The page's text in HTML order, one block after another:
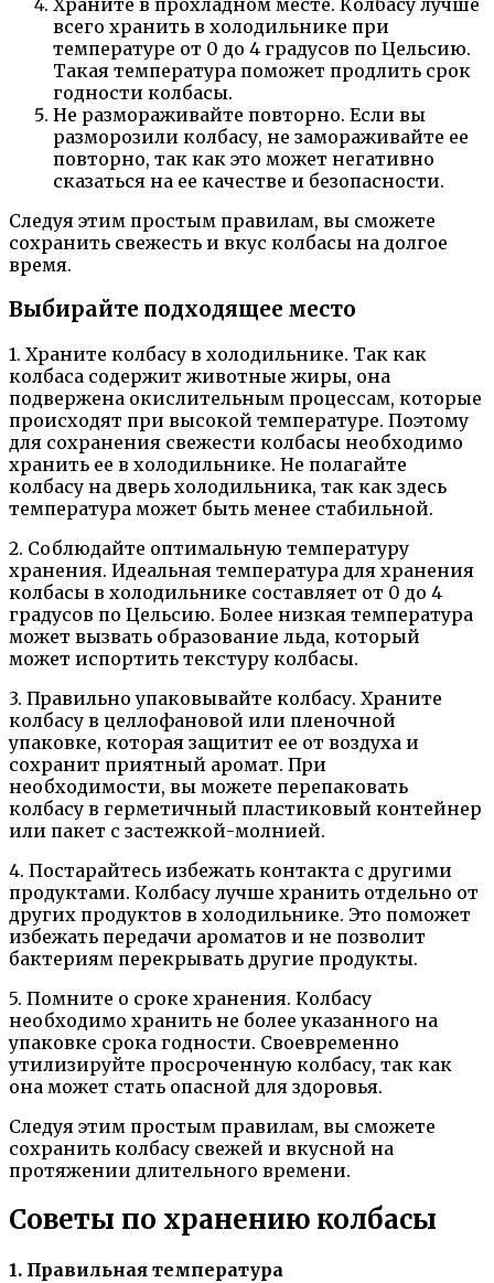
Храните в прохладном месте. Колбасу лучше
всего хранить в холодильнике при
температуре от 0 до 4 градусов по Цельсию.
Такая температура поможет продлить срок
годности колбасы.
Не размораживайте повторно. Если вы
разморозили колбасу, не замораживайте ее
повторно, так как это может негативно
сказаться на ее качестве и безопасности.
Следуя этим простым правилам, вы сможете
сохранить свежесть и вкус колбасы на долгое
время.
Выбирайте подходящее место
1. Храните колбасу в холодильнике. Так как
колбаса содержит животные жиры, она
подвержена окислительным процессам, которые
происходят при высокой температуре. Поэтому
для сохранения свежести колбасы необходимо
хранить ее в холодильнике. Не полагайте
колбасу на дверь холодильника, так как здесь
температура может быть менее стабильной.
2. Соблюдайте оптимальную температуру
хранения. Идеальная температура для хранения
колбасы в холодильнике составляет от 0 до 4
градусов по Цельсию. Более низкая температура
может вызвать образование льда, который
может испортить текстуру колбасы.
3. Правильно упаковывайте колбасу. Храните
колбасу в целлофановой или пленочной
упаковке, которая защитит ее от воздуха и
сохранит приятный аромат. При
необходимости, вы можете перепаковать
колбасу в герметичный пластиковый контейнер
или пакет с застежкой-молнией.
4. Постарайтесь избежать контакта с другими
продуктами. Колбасу лучше хранить отдельно от
других продуктов в холодильнике. Это поможет
избежать передачи ароматов и не позволит
бактериям перекрывать другие продукты.
5. Помните о сроке хранения. Колбасу
необходимо хранить не более указанного на
упаковке срока годности. Своевременно
утилизируйте просроченную колбасу, так как
она может стать опасной для здоровья.
Следуя этим простым правилам, вы сможете
сохранить колбасу свежей и вкусной на
протяжении длительного времени.
Советы по хранению колбасы
1. Правильная температура